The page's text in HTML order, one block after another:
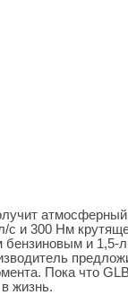
атмосферный
с и 300 Нм
и 1,5-
Пока что
жизнь.